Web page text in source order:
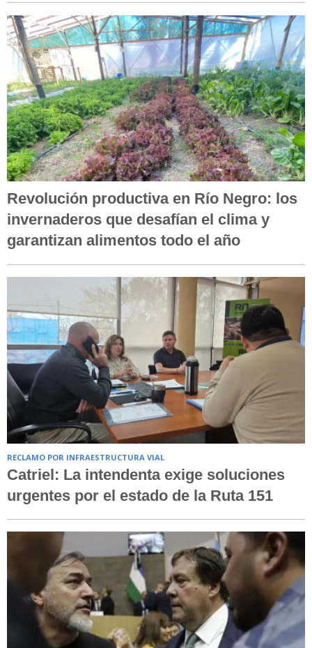
Revolución productiva en Río Negro: los
invernaderos que desafían el clima y
garantizan alimentos todo el año
RECLAMO POR INFRAESTRUCTURA VIAL
Catriel: La intendenta exige soluciones
urgentes por el estado de la Ruta 151